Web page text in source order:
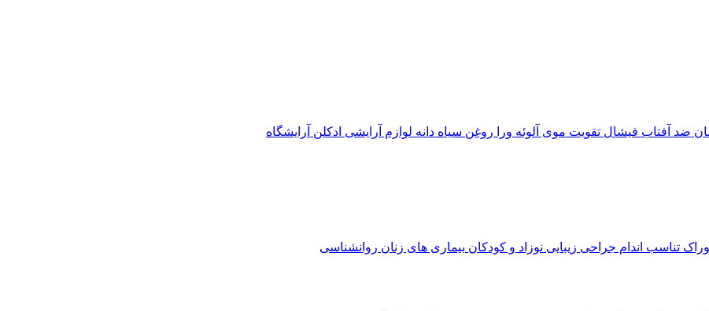
ضد آفتاب فیشال تقویت موی آلوئه‌ ورا روغن سیاه دانه لوازم آرایشی ادکلن آرایشگاه
تناسب اندام جراحی زیبایی نوزاد و کودکان بیماری های زنان روانشناسی